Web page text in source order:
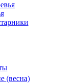
(весна)